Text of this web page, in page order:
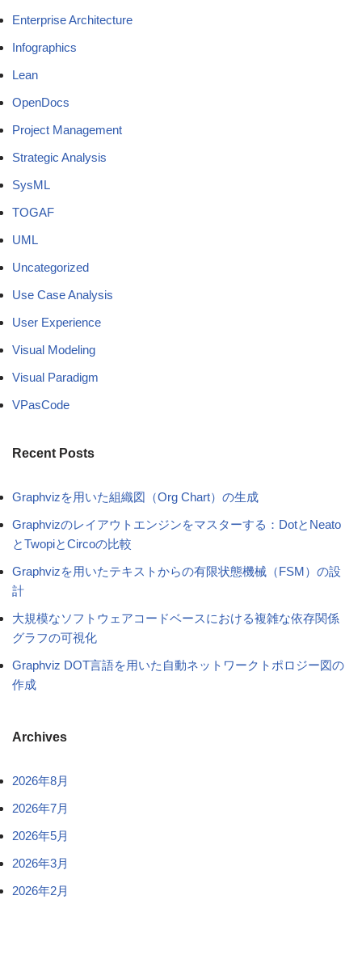
Enterprise Architecture
Infographics
Lean
OpenDocs
Project Management
Strategic Analysis
SysML
TOGAF
UML
Uncategorized
Use Case Analysis
User Experience
Visual Modeling
Visual Paradigm
VPasCode
Recent Posts
Graphvizを用いた組織図（Org Chart）の生成
Graphvizのレイアウトエンジンをマスターする：DotとNeato
とTwopiとCircoの比較
Graphvizを用いたテキストからの有限状態機械（FSM）の設
計
大規模なソフトウェアコードベースにおける複雑な依存関係
グラフの可視化
Graphviz DOT言語を用いた自動ネットワークトポロジー図の
作成
Archives
2026年8月
2026年7月
2026年5月
2026年3月
2026年2月